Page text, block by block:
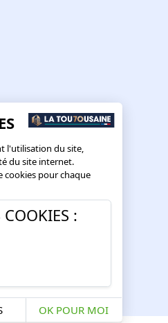
l'utilisation du site,
du site internet.
cookies pour chaque
:
OK POUR MOI